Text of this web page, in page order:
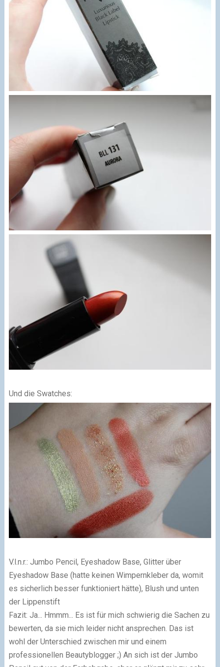
Und die Swatches:
V.l.n.r.: Jumbo Pencil, Eyeshadow Base, Glitter über
Eyeshadow Base (hatte keinen Wimpernkleber da, womit
es sicherlich besser funktioniert hätte), Blush und unten
der Lippenstift
Fazit: Ja... Hmmm... Es ist für mich schwierig die Sachen zu
bewerten, da sie mich leider nicht ansprechen. Das ist
wohl der Unterschied zwischen mir und einem
professionellen Beautyblogger ;) An sich ist der Jumbo